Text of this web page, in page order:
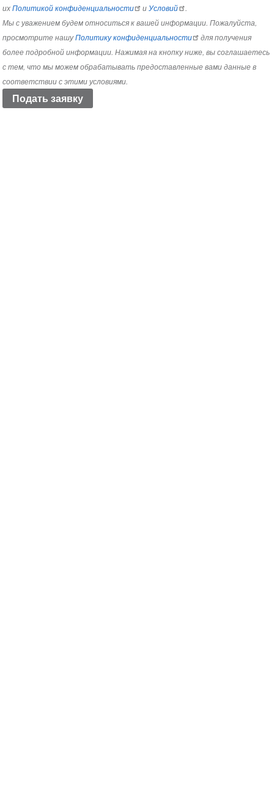
ихПолитикой конфиденциальности и Условий
Мы с уважением будем относиться к вашей информации. Пожалуйста,
просмотрите нашуПолитику конфиденциальности
для получения
более подробной информации. Нажимая на кнопку ниже, вы соглашаетесь
с тем, что мы можем обрабатывать предоставленные вами данные в
соответствии с этими условиями.